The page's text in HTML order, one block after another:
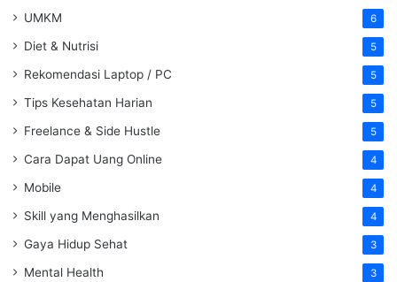
UMKM 6
Diet & Nutrisi 5
Rekomendasi Laptop / PC 5
Tips Kesehatan Harian 5
Freelance & Side Hustle 5
Cara Dapat Uang Online 4
Mobile 4
Skill yang Menghasilkan 4
Gaya Hidup Sehat 3
Mental Health 3